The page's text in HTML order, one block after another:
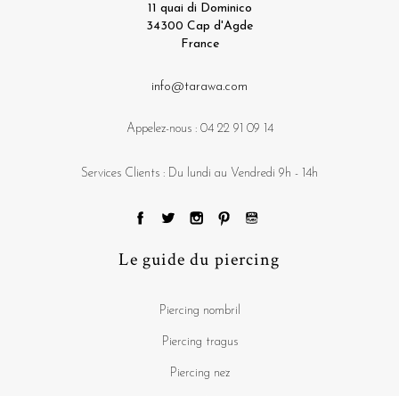
11 quai di Dominico
34300 Cap d'Agde
France
info@tarawa.com
Appelez-nous : 04 22 91 09 14
Services Clients : Du lundi au Vendredi 9h - 14h
Le guide du piercing
Piercing nombril
Piercing tragus
Piercing nez